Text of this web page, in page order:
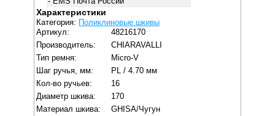
Характеристики
Категория: Поликлиновые шкивы
Артикул:
48216170
Производитель:
CHIARAVALLI
Тип ремня:
Micro-V
Шаг ручья, мм:
PL / 4.70 мм
Кол-во ручьев:
16
Диаметр шкива:
170
Материал шкива:
GHISA/Чугун